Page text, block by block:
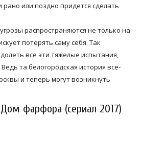
или поздно придется сделать
распространяются не только на
потерять саму себя. Так
все эти тяжелые испытания,
та белогородская история все-
и теперь могут возникнуть
фарфора (сериал 2017)